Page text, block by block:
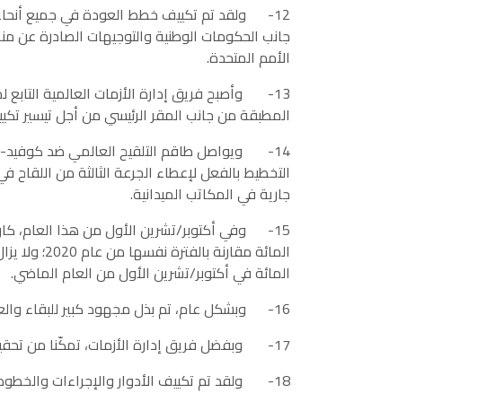
12- ولقد تم تكييف خطط العودة في جميع أنحاء
جانب الحكومات الوطنية والتوجيهات الصادرة عن
الأمم المتحدة.
13- وأصبح فريق إدارة الأزمات العالمية التابع
المطبقة من جانب المقر الرئيسي من أجل تيسير
جارية في المكاتب الميدانية.
المائة في أكتوبر/تشرين الأول من العام الماضي.
16- وبشكل عام، تم بذل مجهود كبير للبقاء والعمل مع تحقيق نتائج فعالة كما يتبيّن من أرقام برامجنا الميدانية.
17- وبفضل فريق إدارة الأزمات، تمكّنا من تحقيق هذا التحوّل مع التركيز على القدرة على الصمود والقدرة على العمل في الظروف الصعبة.
18- ولقد تم تكييف الأدوار والإجراءات والخطوط التوجيهية لتعزيز قدرة المنظمة على العمل بقدر أكبر من السرعة والمرونة.